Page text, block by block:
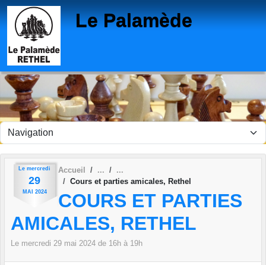
Le Palamède
Le mercredi
29
MAI 2024
Accueil
Cours et parties amicales, Rethel
COURS ET PARTIES
AMICALES, RETHEL
Le mercredi 29 mai 2024 de 16h à 19h
Panneau de gestion des cookies